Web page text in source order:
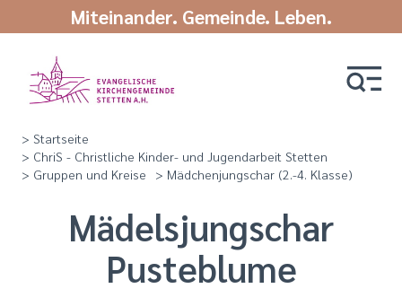
Miteinander. Gemeinde. Leben.
> Startseite
> ChriS - Christliche Kinder- und Jugendarbeit Stetten
> Gruppen und Kreise
> Mädchenjungschar (2.-4. Klasse)
Mädelsjungschar
Pusteblume